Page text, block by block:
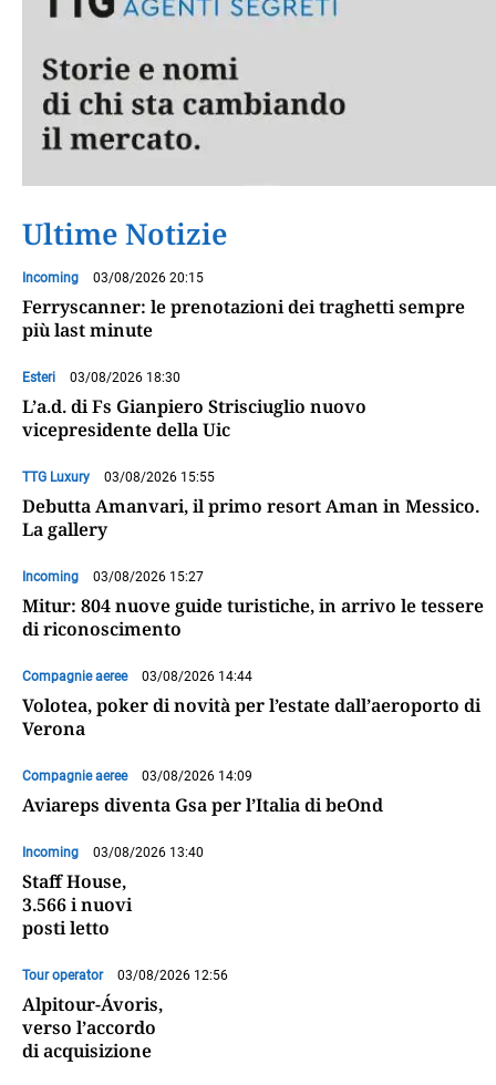
Ultime Notizie
Incoming 03/08/2026 20:15
Ferryscanner: le prenotazioni dei traghetti sempre
più last minute
Esteri 03/08/2026 18:30
L’a.d. di Fs Gianpiero Strisciuglio nuovo
vicepresidente della Uic
TTG Luxury 03/08/2026 15:55
Debutta Amanvari, il primo resort Aman in Messico.
La gallery
Incoming 03/08/2026 15:27
Mitur: 804 nuove guide turistiche, in arrivo le tessere
di riconoscimento
Compagnie aeree 03/08/2026 14:44
Volotea, poker di novità per l’estate dall’aeroporto di
Verona
Compagnie aeree 03/08/2026 14:09
Aviareps diventa Gsa per l’Italia di beOnd
Incoming 03/08/2026 13:40
Staff House,
3.566 i nuovi
posti letto
Tour operator 03/08/2026 12:56
Alpitour-Ávoris,
verso l’accordo
di acquisizione